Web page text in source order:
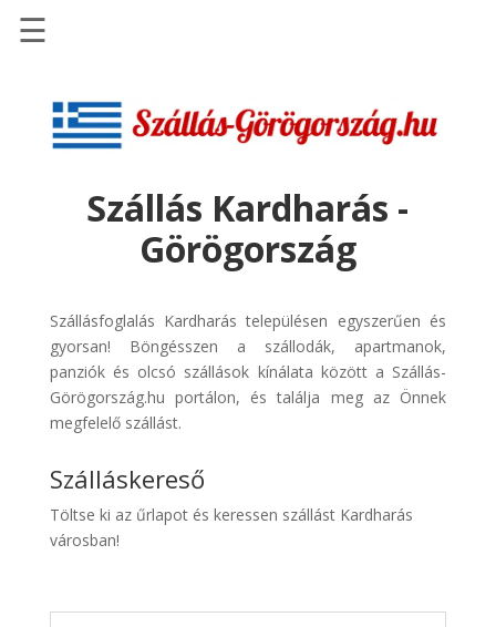
Szállások
Repülőjegy
pénzvisszatérítéssel
Discover
Cars
Transzfer
Kiwi
Taxi
☰
Szállás Kardharás -
Görögország
Szállásfoglalás Kardharás településen egyszerűen és
gyorsan! Böngésszen a szállodák, apartmanok,
panziók és olcsó szállások kínálata között a Szállás-
Görögország.hu portálon, és találja meg az Önnek
megfelelő szállást.
Szálláskereső
Töltse ki az űrlapot és keressen szállást Kardharás
városban!